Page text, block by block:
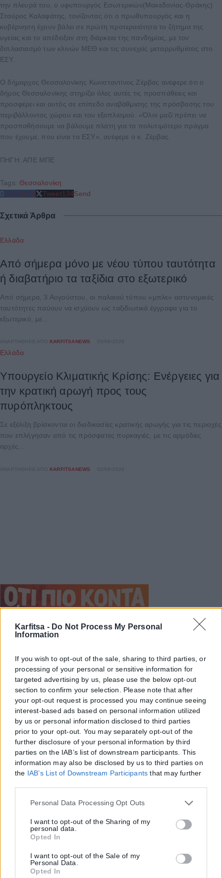
Karfitsa - Do Not Process My Personal
Information
If you wish to opt-out of the sale, sharing to third parties, or
processing of your personal or sensitive information for
targeted advertising by us, please use the below opt-out
section to confirm your selection. Please note that after
your opt-out request is processed you may continue seeing
interest-based ads based on personal information utilized
by us or personal information disclosed to third parties
prior to your opt-out. You may separately opt-out of the
further disclosure of your personal information by third
parties on the IAB’s list of downstream participants. This
information may also be disclosed by us to third parties on
the IAB’s List of Downstream Participants that may further
Please note that this website/app uses one or more Google
but not limited to your visit or usage behaviour. You may
click to grant or deny consent to Google and its third-party
tags to use your data for below specified purposes in below
Google consent section.
Personal Data Processing Opt Outs
I want to opt-out of the Sharing of my
personal data.
Opted In
I want to opt-out of the Sale of my
Personal Data.
Opted In
την πλευρά του, ο υφυπουργός Εσωτερικών(Μακεδονίας-Θράκης)
Σταύρος Καλαφάτης, τονίζοντας ότι ο πρωθυπουργός και η
κυβέρνηση έχουν βάλει σε πρώτη προτεραιότητα το ζήτημα της
υγείας και το απέδειξαν στη διάρκεια της πανδημίας, με τον
διπλασιασμό των κλινών ΜΕΘ και τις συνεχείς μεταρρυθμίσεις στο
ΕΣΥ.
Ο δήμαρχος Θεσσαλονίκης Κωνσταντίνος Ζέρβας ανέφερε ότι ο
δήμος Θεσσαλονίκης στηρίζει όλες αυτές τις προσπάθειες και
προσφέρει και αυτός σε επίπεδο αναβάθμισης της πρόσβασης του
περιβάλλοντος χώρου και του εξοπλισμού. «Όλοι μαζί πρέπει να
προσπαθήσουμε να βάλουμε πλάτη για το πολυτιμότερο πράγμα
που έχουμε, που είναι το ΕΣΥ», ανέφερε ο κ. Ζέρβας.
ΠΗΓΗ: ΑΠΕ ΜΠΕ
Tags: Θεσσαλονίκη
Share214 Tweet134Send
Σχετικά Άρθρα
Ελλάδα
Από σήμερα μόνο με νέου τύπου ταυτότητα
ή διαβατήριο τα ταξίδια στο εξωτερικό
Από σήμερα, 3 Αυγούστου, οι παλαιού τύπου «μπλε» αστυνομικές
ταυτότητες παύουν να ισχύουν ως ταξιδιωτικά έγγραφα για το
εξωτερικό, με...
KARFITSANEWS
Ελλάδα
Υπουργείο Κλιματικής Κρίσης: Ενέργειες για
την κρατική αρωγή προς τους
πυρόπληκτους
Σε εξέλιξη βρίσκονται οι διαδικασίες κρατικής αρωγής για τις περιοχές
που επλήγησαν από τις πρόσφατες πυρκαγιές, με τις αρμόδιες
αρχές...
ΑΝΑΡΤΉΘΗΚΕ ΑΠΌ KARFITSANEWS